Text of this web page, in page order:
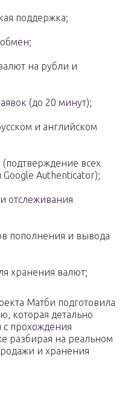
поддержка;
на рубли и
(до 20 минут);
и английском
всех
Authenticator);
отслеживания
пополнения и вывода
хранения валют;
Матби подготовила
которая детально
с прохождения
разбирая на реальном
и хранения